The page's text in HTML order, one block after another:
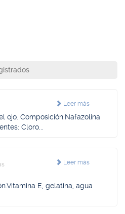
Leer más
ojo. Composición.Nafazolina
Cloro...
Leer más
E, gelatina, agua